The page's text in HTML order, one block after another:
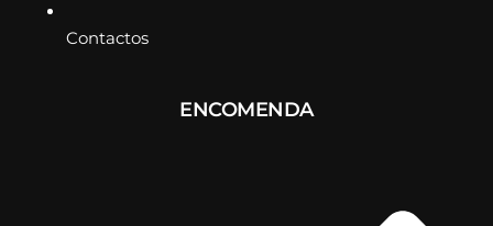
Contactos
ENCOMENDA